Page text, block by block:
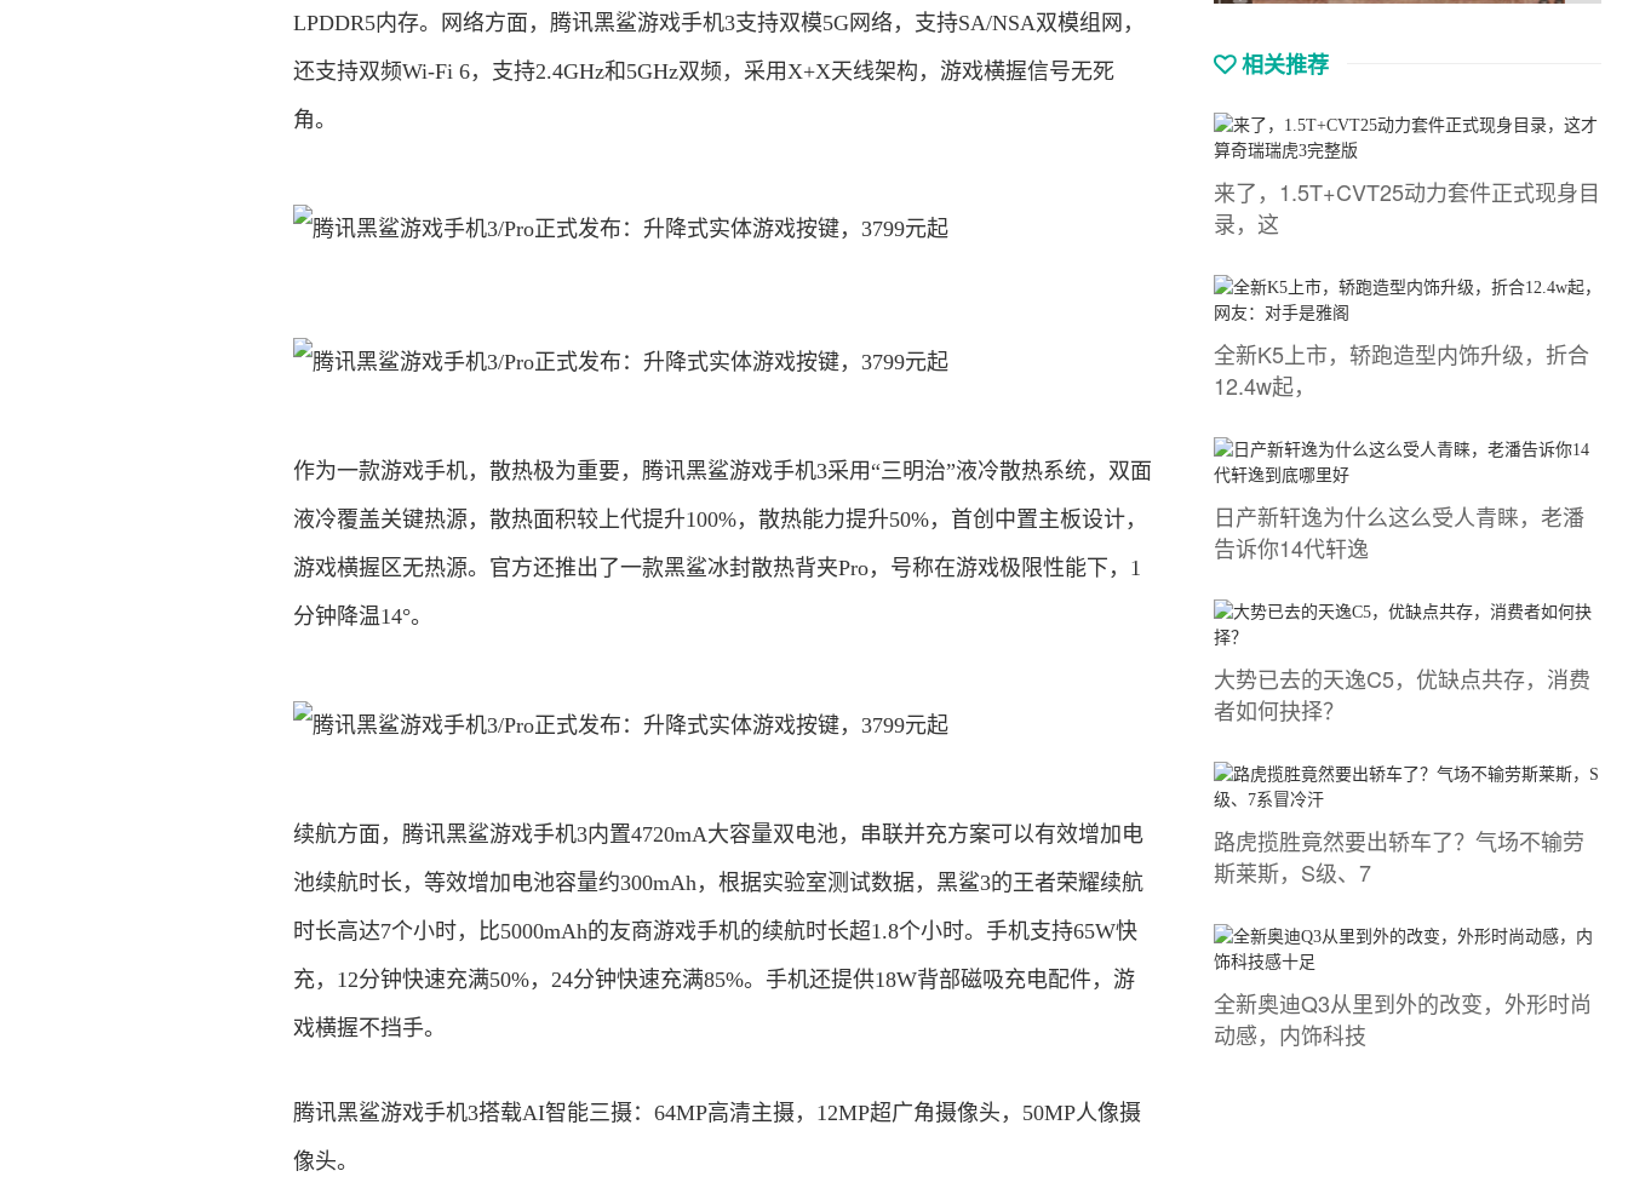
LPDDR5内存。网络方面，腾讯黑鲨游戏手机3支持双模5G网络，支持SA/NSA双模组网，
还支持双频Wi-Fi 6，支持2.4GHz和5GHz双频，采用X+X天线架构，游戏横握信号无死
角。
作为一款游戏手机，散热极为重要， 腾讯黑鲨游戏手机3采用“三明治”液冷散热系统，双面
液冷覆盖关键热源，散热面积较上代提升100%，散热能力提升50%，首创中置主板设计，
游戏横握区无热源。官方还推出了一款黑鲨冰封散热背夹Pro，号称在游戏极限性能下，1
分钟降温14°。
续航方面，腾讯黑鲨游戏手机3内置4720mA大容量双电池，串联并充方案可以有效增加电
池续航时长，等效增加电池容量约300mAh，根据实验室测试数据，黑鲨3的王者荣耀续航
时长高达7个小时，比5000mAh的友商游戏手机的续航时长超1.8个小时。手机支持65W快
充，12分钟快速充满50%，24分钟快速充满85%。手机还提供18W背部磁吸充电配件，游
戏横握不挡手。
腾讯黑鲨游戏手机3搭载AI智能三摄：64MP高清主摄，12MP超广角摄像头，50MP人像摄
像头。
相关推荐
来了，1.5T+CVT25动力套件正式现身目
录，这
全新K5上市，轿跑造型内饰升级，折合
12.4w起，
日产新轩逸为什么这么受人青睐，老潘
告诉你14代轩逸
大势已去的天逸C5，优缺点共存，消费
者如何抉择？
路虎揽胜竟然要出轿车了？气场不输劳
斯莱斯，S级、7
全新奥迪Q3从里到外的改变，外形时尚
动感，内饰科技